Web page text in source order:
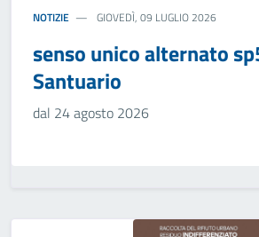
NOTIZIE GIOVEDÌ, 09 LUGLIO 2026
senso unico alternato
Santuario
dal 24 agosto 2026